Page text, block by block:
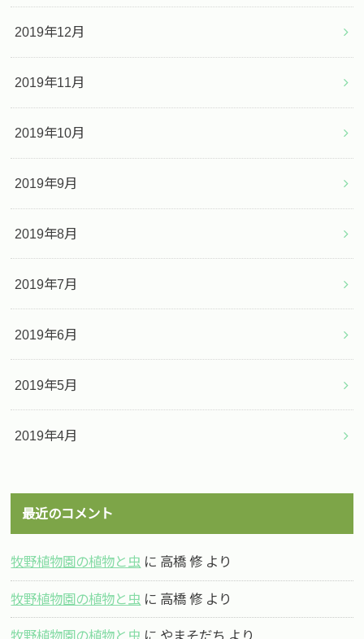
2019年12月
2019年11月
2019年10月
2019年9月
2019年8月
2019年7月
2019年6月
2019年5月
2019年4月
最近のコメント
牧野植物園の植物と虫 に 高橋 修 より
牧野植物園の植物と虫 に 高橋 修 より
牧野植物園の植物と虫 に やまそだち より